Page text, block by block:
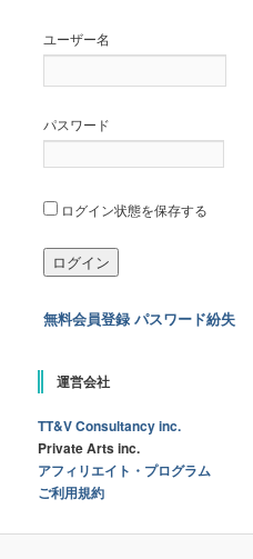
ユーザー名
パスワード
ログイン状態を保存する
無料会員登録 パスワード紛失
運営会社
TT&V Consultancy inc.
Private Arts inc.
アフィリエイト・プログラム
ご利用規約